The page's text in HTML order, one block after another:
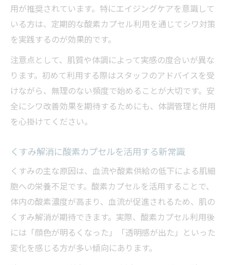
用が推奨されています。特にエイジングケアを意識して
いる方は、定期的な酸素カプセル利用を通じてシワ対策
を実践するのが効果的です。
注意点として、肌質や体調によって実感の度合いが異な
ります。初めて利用する際はスタッフのアドバイスを受
けながら、無理のない頻度で始めることが大切です。安
全にシワ改善効果を期待するためにも、体調管理と併用
を心掛けてください。
くすみ解消に酸素カプセルを活用する新常識
くすみの主な原因は、血流や酸素供給の低下による肌細
胞への栄養不足です。酸素カプセルを活用することで、
体内の酸素濃度が高まり、血流が促進されるため、肌の
くすみ解消が期待できます。実際、酸素カプセル利用後
には「顔色が明るくなった」「透明感が出た」といった
変化を感じる方が多い傾向にあります。